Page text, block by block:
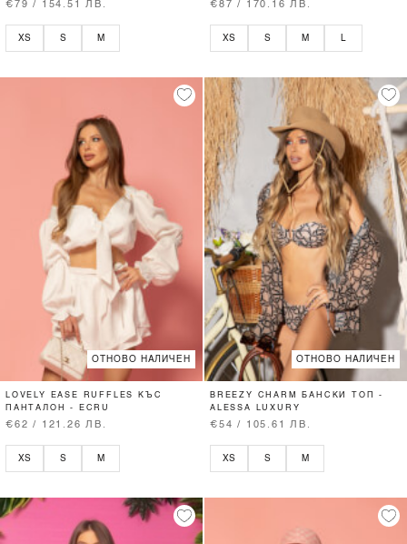
€79 / 154.51 ЛВ.
XS S M
€87 / 170.16 ЛВ.
XS S M
ОТНОВО НАЛИЧЕН
LOVELY EASE RUFFLES КЪС
ПАНТАЛОН - ECRU
€62 / 121.26 ЛВ.
XS S M
ОТНОВО НАЛИЧЕН
BREEZY CHARM БАНСКИ ТОП -
ALESSA LUXURY
€54 / 105.61 ЛВ.
XS S M